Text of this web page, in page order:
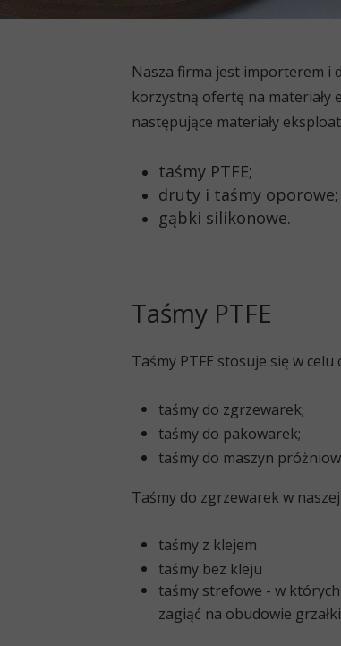
Taśmy do zgrzewarek w
taśmy z klejem
taśmy bez kleju
taśmy strefowe - w
zagiąć na obudowie
Taśmy PTFE
Taśmy PTFE stosuje się w
taśmy do zgrzewarek;
taśmy do pakowarek;
taśmy do maszyn
Nasza firma jest importerem i
korzystną ofertę na materiały
następujące materiały
taśmy PTFE;
druty i taśmy oporowe;
gąbki silikonowe.